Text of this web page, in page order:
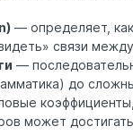
— определяет,
связи
—
до
может